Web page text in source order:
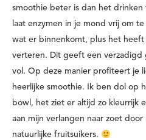
smoothie beter is dan het drinken
laat enzymen in je mond vrij om
wat er binnenkomt, plus het
verteren. Dit geeft een verzadigd
vol. Op deze manier profiteert je
heerlijke smoothie. Ik ben dol op
bowl, het ziet er altijd zo kleurrijk
aan mijn verlangen naar zoet
natuurlijke fruitsuikers.